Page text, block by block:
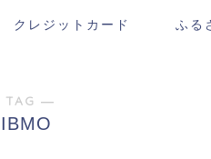
クレジットカード ふる
―